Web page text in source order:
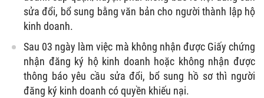
sửa đổi, bổ sung bằng văn bản cho người thành lập hộ
kinh doanh.
Sau 03 ngày làm việc mà không nhận được Giấy chứng
nhận đăng ký hộ kinh doanh hoặc không nhận được
thông báo yêu cầu sửa đổi, bổ sung hồ sơ thì người
đăng ký kinh doanh có quyền khiếu nại.